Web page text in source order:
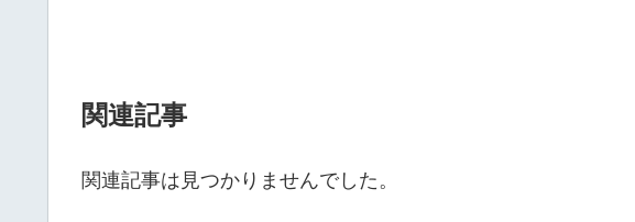
関連記事
関連記事は見つかりませんでした。